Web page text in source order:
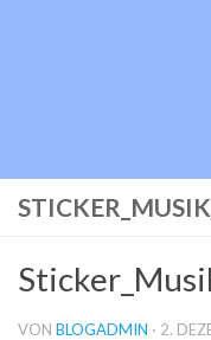
VON BLOGADMIN · 2.